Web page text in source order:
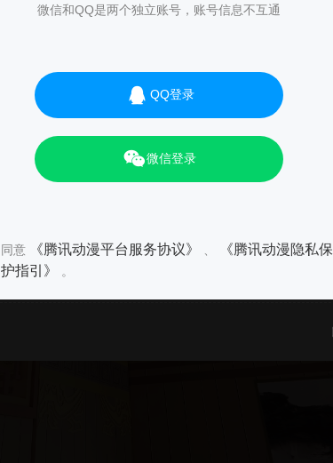
微信和QQ是两个独立账号，账号信息不互通
QQ登录
微信登录
同意 《腾讯动漫平台服务协议》
《腾讯动漫隐私保
护指引》
。